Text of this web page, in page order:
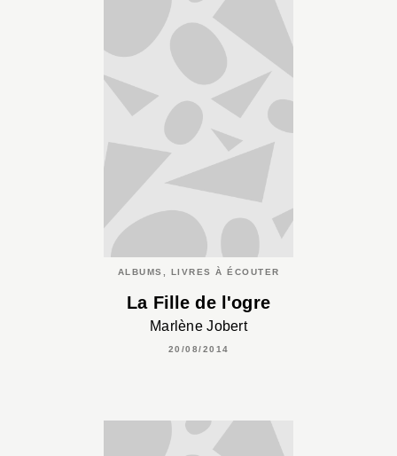
ALBUMS, LIVRES À ÉCOUTER
La Fille de l'ogre
Marlène Jobert
20/08/2014